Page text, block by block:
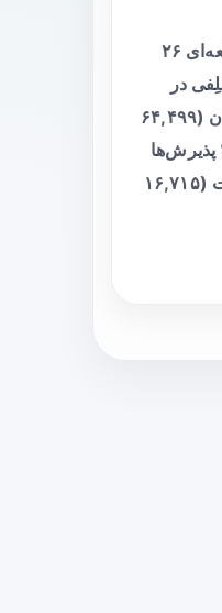
خلاصه سریع برای خواننده مطالعه‌ای ۲۶
در
کنیا، روی ۸۴,۳۴۸ پذیرش کودکان (۶۴,۴۹۹
انجام شد. در ۱۹.۸% پذیرش‌ها
کم‌خونی شدید گزارش شده است (۱۶,۷۱۵